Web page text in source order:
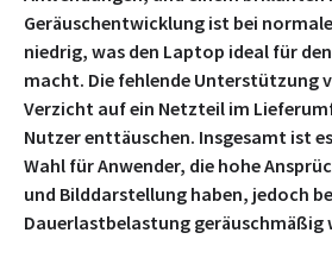
Geräuschentwicklung ist bei
niedrig, was den Laptop ideal für
macht. Die fehlende Unterstützung
Verzicht auf ein Netzteil im
Nutzer enttäuschen. Insgesamt ist
Wahl für Anwender, die hohe
und Bilddarstellung haben, jedoch
Dauerlastbelastung geräuschmäßig